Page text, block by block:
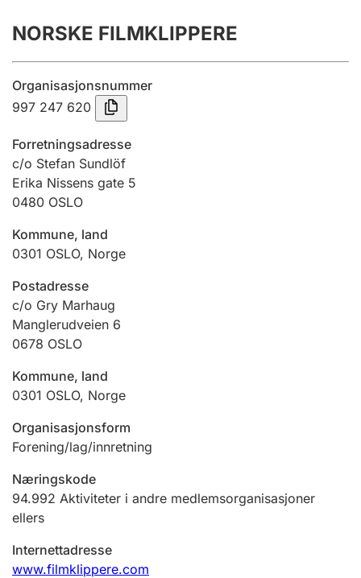
Årsregnskap
Innsending og forsinkelsesgebyr
Jeger
Betaling og jegeravgiftskort
Ektepaktveileder
Offentlig sektor
Andre tema
NORSKE FILMKLIPPERE
Organisasjonsnummer
997 247 620
Forretningsadresse
c/o Stefan Sundlöf
Erika Nissens gate 5
0480 OSLO
Kommune, land
0301 OSLO, Norge
Postadresse
c/o Gry Marhaug
Manglerudveien 6
0678 OSLO
Kommune, land
0301 OSLO, Norge
Organisasjonsform
Forening/lag/innretning
Næringskode
94.992 Aktiviteter i andre medlemsorganisasjoner
ellers
Internettadresse
www.filmklippere.com